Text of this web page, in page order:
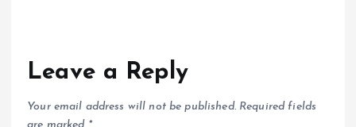
Leave a Reply
Your email address will not be published. Required fields